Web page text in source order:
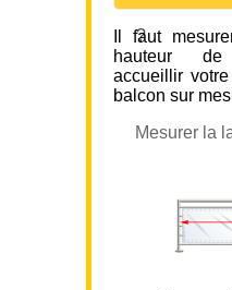
?
Il faut
hauteur de
accueillir
balcon sur
Mesurer la